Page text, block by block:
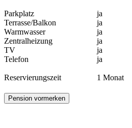
Parkplatz
ja
Terrasse/Balkon
ja
Warmwasser
ja
Zentralheizung
ja
TV
ja
Telefon
ja
Reservierungszeit 1 Monat